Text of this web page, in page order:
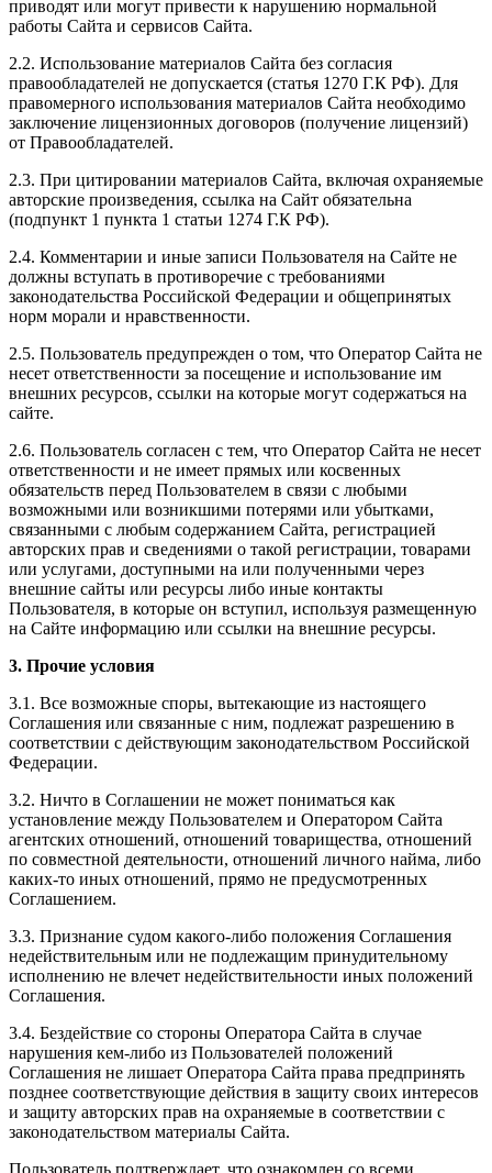
приводят или могут привести к нарушению нормальной
работы Сайта и сервисов Сайта.
2.2. Использование материалов Сайта без согласия
правообладателей не допускается (статья 1270 Г.К РФ). Для
правомерного использования материалов Сайта необходимо
заключение лицензионных договоров (получение лицензий)
от Правообладателей.
2.3. При цитировании материалов Сайта, включая охраняемые
авторские произведения, ссылка на Сайт обязательна
(подпункт 1 пункта 1 статьи 1274 Г.К РФ).
2.4. Комментарии и иные записи Пользователя на Сайте не
должны вступать в противоречие с требованиями
законодательства Российской Федерации и общепринятых
норм морали и нравственности.
2.5. Пользователь предупрежден о том, что Оператор Сайта не
несет ответственности за посещение и использование им
внешних ресурсов, ссылки на которые могут содержаться на
сайте.
2.6. Пользователь согласен с тем, что Оператор Сайта не несет
ответственности и не имеет прямых или косвенных
обязательств перед Пользователем в связи с любыми
возможными или возникшими потерями или убытками,
связанными с любым содержанием Сайта, регистрацией
авторских прав и сведениями о такой регистрации, товарами
или услугами, доступными на или полученными через
внешние сайты или ресурсы либо иные контакты
Пользователя, в которые он вступил, используя размещенную
на Сайте информацию или ссылки на внешние ресурсы.
3. Прочие условия
3.1. Все возможные споры, вытекающие из настоящего
Соглашения или связанные с ним, подлежат разрешению в
соответствии с действующим законодательством Российской
Федерации.
3.2. Ничто в Соглашении не может пониматься как
установление между Пользователем и Оператором Сайта
агентских отношений, отношений товарищества, отношений
по совместной деятельности, отношений личного найма, либо
каких-то иных отношений, прямо не предусмотренных
Соглашением.
3.3. Признание судом какого-либо положения Соглашения
недействительным или не подлежащим принудительному
исполнению не влечет недействительности иных положений
Соглашения.
3.4. Бездействие со стороны Оператора Сайта в случае
нарушения кем-либо из Пользователей положений
Соглашения не лишает Оператора Сайта права предпринять
позднее соответствующие действия в защиту своих интересов
и защиту авторских прав на охраняемые в соответствии с
законодательством материалы Сайта.
Пользователь подтверждает, что ознакомлен со всеми